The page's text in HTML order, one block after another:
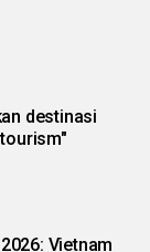
destinasi
Vietnam